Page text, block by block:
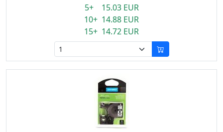
5+ 15.03 EUR
10+ 14.88 EUR
15+ 14.72 EUR